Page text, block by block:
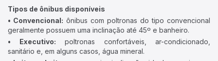
Tipos de ônibus disponíveis
• Convencional: ônibus com poltronas do tipo convencional
geralmente possuem uma inclinação até 45º e banheiro.
• Executivo: poltronas confortáveis, ar-condicionado,
sanitário e, em alguns casos, água mineral.